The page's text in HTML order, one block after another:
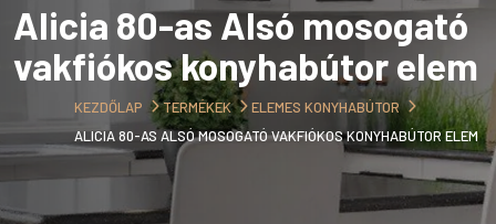
Alicia 80-as Alsó mosogató
vakfiókos konyhabútor elem
KEZDŐLAP TERMÉKEK
ELEMES KONYHABÚTOR
ALICIA 80-AS ALSÓ MOSOGATÓ VAKFIÓKOS KONYHABÚTOR ELEM